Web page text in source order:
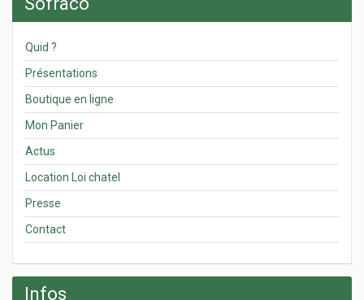
Quid ?
Présentations
Boutique en ligne
Mon Panier
Actus
Location Loi chatel
Presse
Contact
Infos